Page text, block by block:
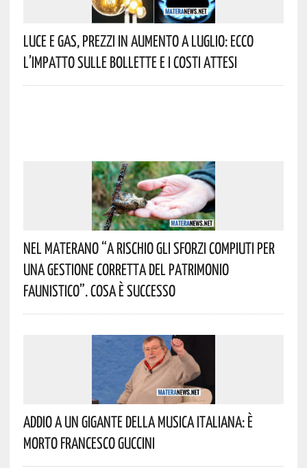
Luce E Gas, Prezzi In Aumento A Luglio: Ecco
L’impatto Sulle Bollette E I Costi Attesi
Nel Materano “a Rischio Gli Sforzi Compiuti Per
Una Gestione Corretta Del Patrimonio
Faunistico”. Cosa È Successo
Addio A Un Gigante Della Musica Italiana: È
Morto Francesco Guccini